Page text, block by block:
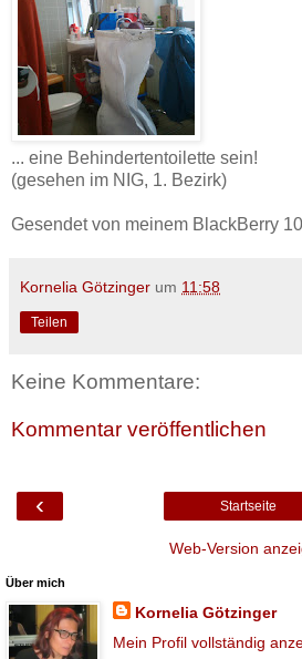
... eine Behindertentoilette sein!
(gesehen im NIG, 1. Bezirk)
Gesendet von meinem BlackBerry
Kornelia Götzinger um 11:58
Teilen
Keine Kommentare:
Kommentar veröffentlichen
‹ Startseite
Web-Version
Über mich
Kornelia Götzinger
Mein Profil vollständig